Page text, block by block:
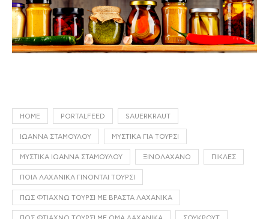
HOME PORTALFEED SAUERKRAUT
ΙΩΆΝΝΑ ΣΤΑΜΟΎΛΟΥ ΜΥΣΤΙΚΆ ΓΙΑ ΤΟΥΡΣΊ
ΜΥΣΤΙΚΆ ΙΩΆΝΝΑ ΣΤΑΜΟΎΛΟΥ ΞΙΝΟΛΆΧΑΝΟ ΠΊΚΛΕΣ
ΠΟΙΑ ΛΑΧΑΝΙΚΆ ΓΊΝΟΝΤΑΙ ΤΟΥΡΣΊ
ΠΏΣ ΦΤΙΆΧΝΩ ΤΟΥΡΣΊ ΜΕ ΒΡΑΣΤΆ ΛΑΧΑΝΙΚΆ